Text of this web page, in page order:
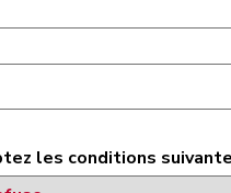
les conditions